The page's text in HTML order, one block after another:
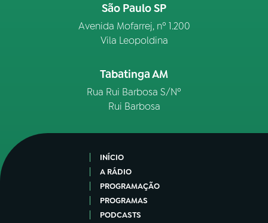
São Paulo SP
Avenida Mofarrej, nº 1.200
Vila Leopoldina
Tabatinga AM
Rua Rui Barbosa S/Nº
Rui Barbosa
INÍCIO
A RÁDIO
PROGRAMAÇÃO
PROGRAMAS
PODCASTS